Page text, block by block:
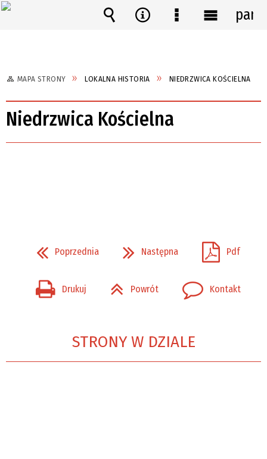
MAPA STRONY LOKALNA HISTORIA NIEDRZWICA KOŚCIELNA
Niedrzwica Kościelna
Poprzednia Następna Pdf
Drukuj Powrót Kontakt
STRONY W DZIALE